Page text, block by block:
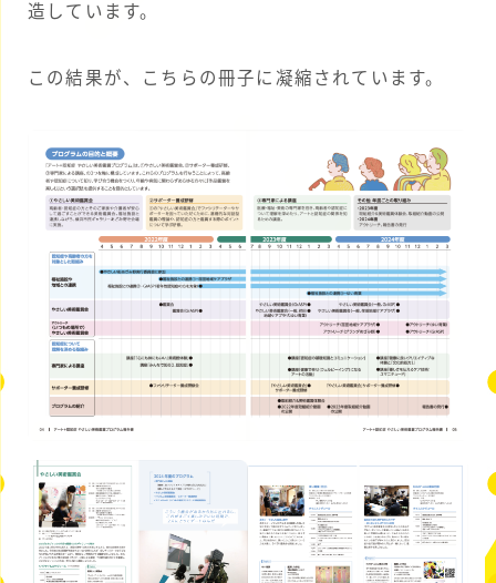
造しています。
この結果が、こちらの冊子に凝縮されています。